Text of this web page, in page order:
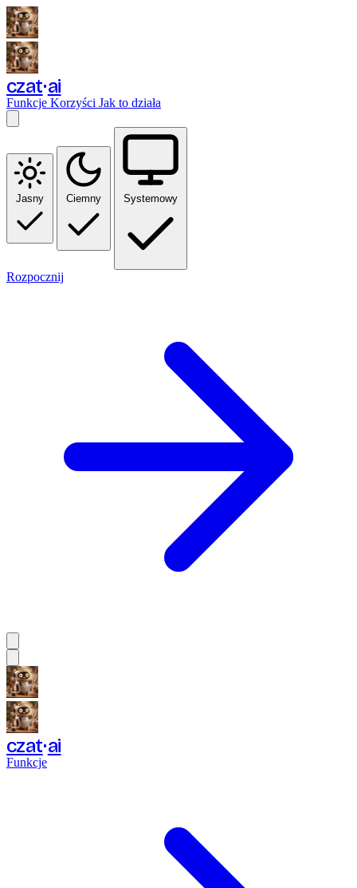
czat ai
Funkcje Korzyści Jak to działa
Jasny Ciemny Systemowy
Rozpocznij
czat ai
Funkcje